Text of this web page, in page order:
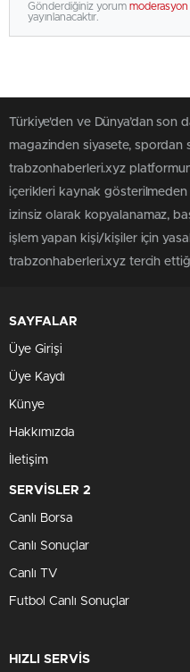
Gönderdiğiniz yorum moderasyon
yayınlanacaktır.
Türkiye'den ve Dünya’dan son
magazinden siyasete, spordan
trabzonhaberleri.xyz
içerikleri kaynak gösterilmeden
izinsiz olarak kopyalanamaz,
işlem yapan kişi/kişiler için
trabzonhaberleri.xyz tercih
SAYFALAR
Üye Girişi
Üye Kaydı
Künye
Hakkımızda
İletişim
SERVİSLER 2
Canlı Borsa
Canlı Sonuçlar
Canlı TV
Futbol Canlı Sonuçlar
HIZLI SERVİS